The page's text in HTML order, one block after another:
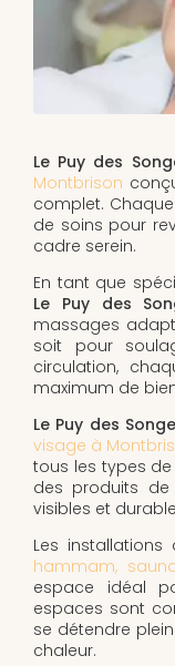
Le Puy des
Montbrison
complet.
de soins pour
cadre serein.
En tant que
Le Puy des
massages
soit pour
circulation,
maximum de
Le Puy des
visage à
tous les types
des produits de
visibles et
Les installations
hammam,
espace idéal
espaces sont
se détendre
chaleur.